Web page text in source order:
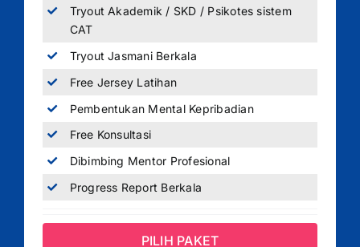
Tryout Akademik / SKD / Psikotes sistem
CAT
Tryout Jasmani Berkala
Free Jersey Latihan
Pembentukan Mental Kepribadian
Free Konsultasi
Dibimbing Mentor Profesional
Progress Report Berkala
PILIH PAKET